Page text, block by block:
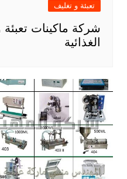
تعبئة و تغليف
شركة ماكينات
الغذائية